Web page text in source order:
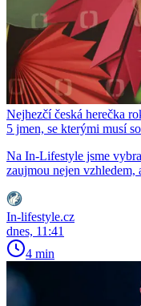
Nejhezčí česká herečka
5 jmen, se kterými musí
Na In-Lifestyle jsme
zaujmou nejen vzhledem,
In-lifestyle.cz
dnes, 11:41
4 min